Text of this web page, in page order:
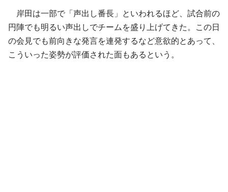
岸田は一部で「声出し番長」といわれるほど、試合前の
円陣でも明るい声出しでチームを盛り上げてきた。この日
の会見でも前向きな発言を連発するなど意欲的とあって、
こういった姿勢が評価された面もあるという。